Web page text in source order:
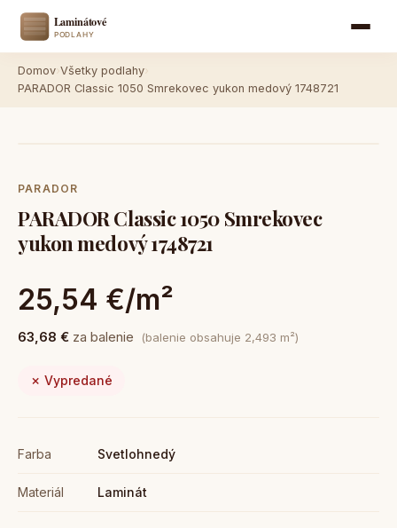
Domov Všetky podlahy
PARADOR Classic 1050 Smrekovec yukon medový 1748721
PARADOR
PARADOR Classic 1050 Smrekovec
yukon medový 1748721
25,54 €/m²
63,68 € za balenie (balenie obsahuje 2,493 m²)
✗ Vypredané
Farba Svetlohnedý
Materiál Laminát